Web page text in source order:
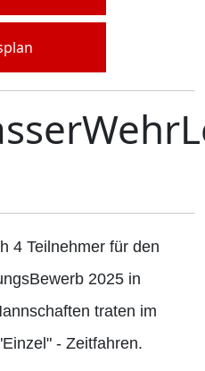
4 Teilnehmer für den
2025 in
traten im
- Zeitfahren.